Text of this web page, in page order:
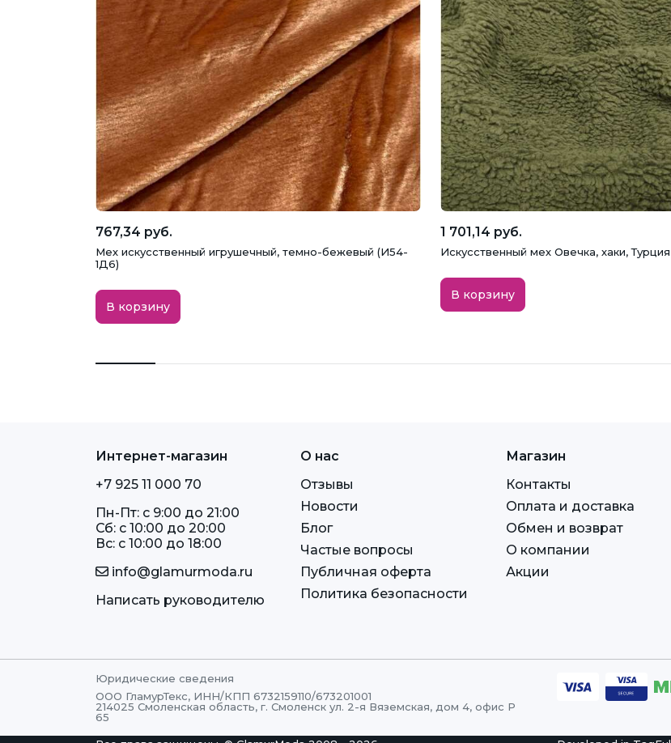
767,34 руб.
Мех искусственный игрушечный, темно-бежевый (И54-
1Д6)
В корзину
1 701,14 руб.
Искусственный мех Овечка, хаки, Турция
В корзину
Интернет-магазин
+7 925 11 000 70
Пн-Пт: c 9:00 до 21:00
Сб: c 10:00 до 20:00
Вс: c 10:00 до 18:00
info@glamurmoda.ru
Написать руководителю
О нас
Отзывы
Новости
Блог
Частые вопросы
Публичная оферта
Политика безопасности
Магазин
Контакты
Оплата и доставка
Обмен и возврат
О компании
Акции
Юридические сведения
ООО ГламурТекс, ИНН/КПП 6732159110/673201001
214025 Смоленская область, г. Смоленск ул. 2-я Вяземская, дом 4, офис Р
65